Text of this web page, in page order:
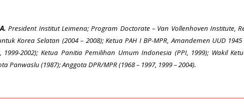
President Institut Leimena; Program Doctorate – Van Vollenhoven Institute,
Korea Selatan (2004 – 2008); Ketua PAH I BP-MPR, Amandemen UUD
1999-2002); Ketua Panitia Pemilihan Umum Indonesia (PPI, 1999); Wakil
Panwaslu (1987); Anggota DPR/MPR (1968 – 1997, 1999 – 2004).